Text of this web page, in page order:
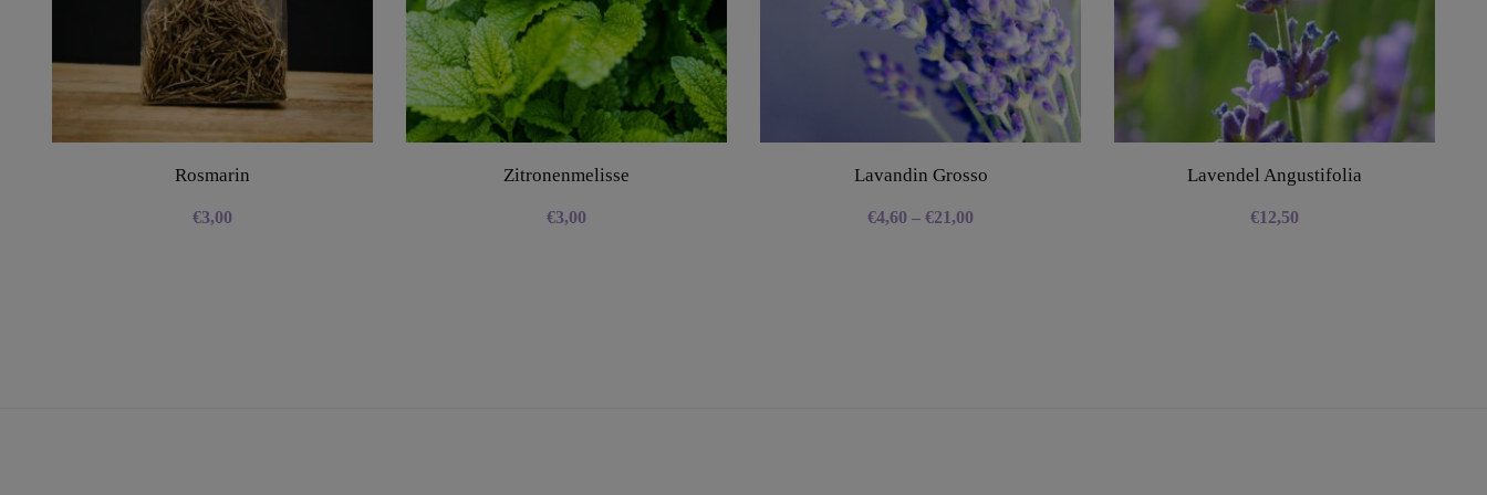
Rosmarin
€3,00
Zitronenmelisse
€3,00
Lavandin Grosso
€4,60 – €21,00
Lavendel Angustifolia
€12,50